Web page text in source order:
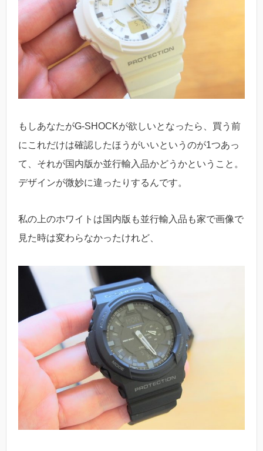
もしあなたがG-SHOCKが欲しいとなったら、買う前
にこれだけは確認したほうがいいというのが1つあっ
て、それが国内版か並行輸入品かどうかということ。
デザインが微妙に違ったりするんです。
私の上のホワイトは国内版も並行輸入品も家で画像で
見た時は変わらなかったけれど、